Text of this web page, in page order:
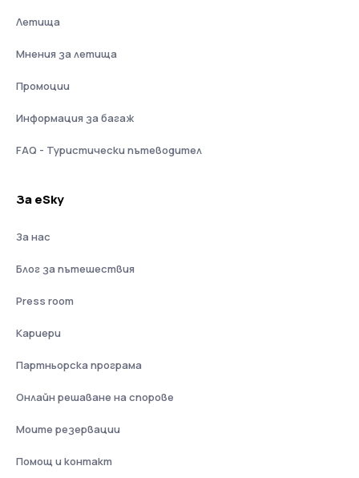
Летища
Мнения за летища
Промоции
Информация за багаж
FAQ - Туристически пътеводител
За eSky
За нас
Блог за пътешествия
Press room
Кариери
Партньорска програма
Онлайн решаване на спорове
Моите резервации
Помощ и контакт